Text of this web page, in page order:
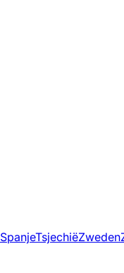
SpanjeTsjechiëZweden